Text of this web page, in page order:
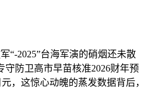
2025”台海军演的硝烟还未散
防卫高市早苗核准2026财年预
，这惊心动魄的蒸发数据背后，